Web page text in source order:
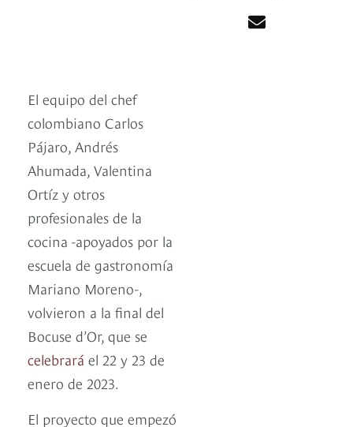
El equipo del chef
colombiano Carlos
Pájaro, Andrés
Ahumada, Valentina
Ortíz y otros
profesionales de la
cocina -apoyados por la
escuela de gastronomía
Mariano Moreno-,
volvieron a la final del
Bocuse d’Or, que se
celebrará el 22 y 23 de
enero de 2023.
El proyecto que empezó